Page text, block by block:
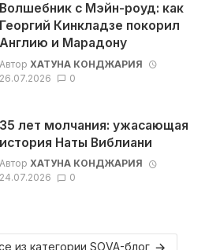
Волшебник с Мэйн-роуд: как
Георгий Кинкладзе покорил
Англию и Марадону
Автор ХАТУНА КОНДЖАРИЯ
26.07.2026
0
35 лет молчания: ужасающая
история Наты Виблиани
Автор ХАТУНА КОНДЖАРИЯ
24.07.2026
0
из категории SOVA-блог